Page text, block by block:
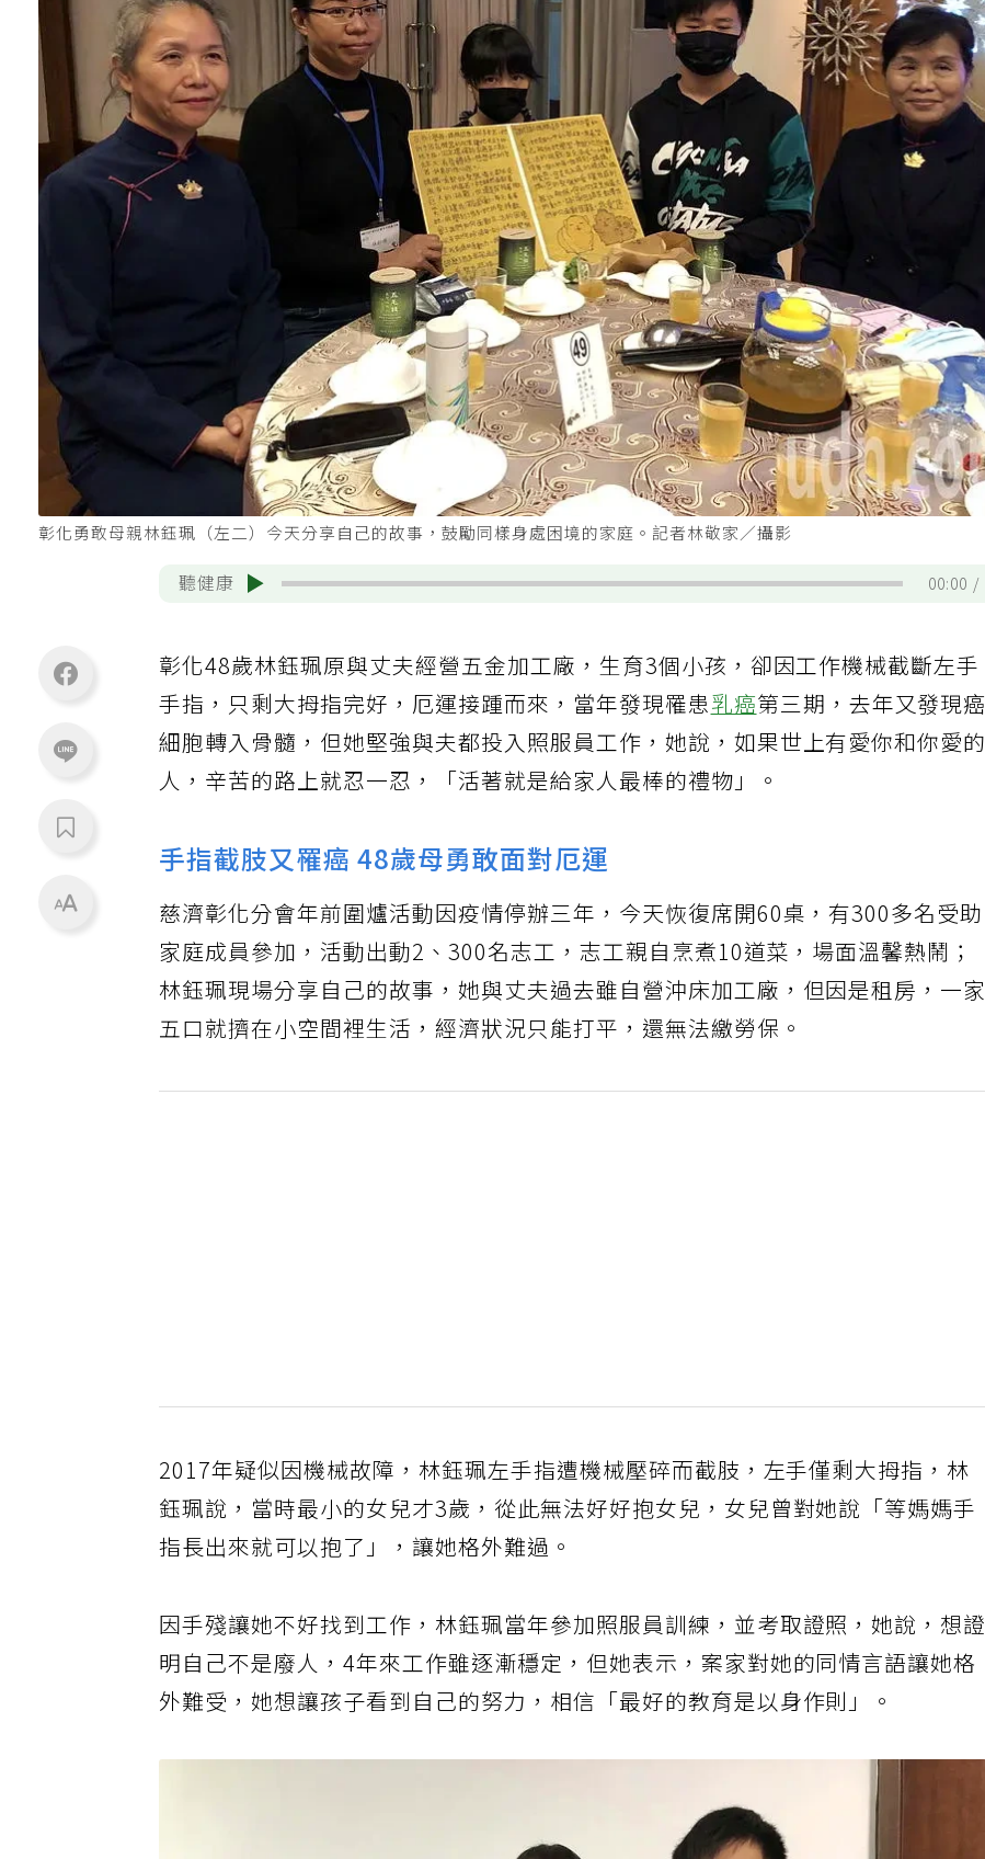
彰化勇敢母親林鈺珮（左二）今天分享自己的故事，鼓勵同樣身處困境的家庭。記者林敬家／攝影
聽健康 00:00
彰化48歲林鈺珮原與丈夫經營五金加工廠，生育3個小孩，卻因工作機械截斷左手
手指，只剩大拇指完好，厄運接踵而來，當年發現罹患乳癌第三期，去年又發現癌
細胞轉入骨髓，但她堅強與夫都投入照服員工作，她說，如果世上有愛你和你愛的
人，辛苦的路上就忍一忍，「活著就是給家人最棒的禮物」。
手指截肢又罹癌 48歲母勇敢面對厄運
慈濟彰化分會年前圍爐活動因疫情停辦三年，今天恢復席開60桌，有300多名受助
家庭成員參加，活動出動2、300名志工，志工親自烹煮10道菜，場面溫馨熱鬧；
林鈺珮現場分享自己的故事，她與丈夫過去雖自營沖床加工廠，但因是租房，一家
五口就擠在小空間裡生活，經濟狀況只能打平，還無法繳勞保。
2017年疑似因機械故障，林鈺珮左手指遭機械壓碎而截肢，左手僅剩大拇指，林
鈺珮說，當時最小的女兒才3歲，從此無法好好抱女兒，女兒曾對她說「等媽媽手
指長出來就可以抱了」，讓她格外難過。
因手殘讓她不好找到工作，林鈺珮當年參加照服員訓練，並考取證照，她說，想證
明自己不是廢人，4年來工作雖逐漸穩定，但她表示，案家對她的同情言語讓她格
外難受，她想讓孩子看到自己的努力，相信「最好的教育是以身作則」。